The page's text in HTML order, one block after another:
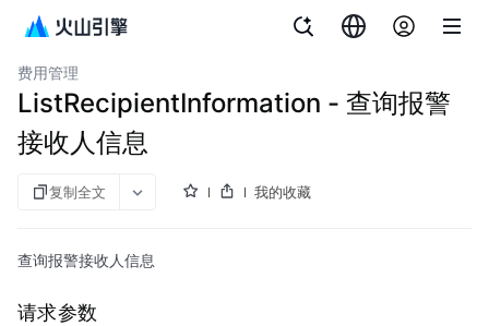
费用中心
费用管理
ListRecipientInformation - 查询报警
接收人信息
复制全文 我的收藏
查询报警接收人信息
请求参数